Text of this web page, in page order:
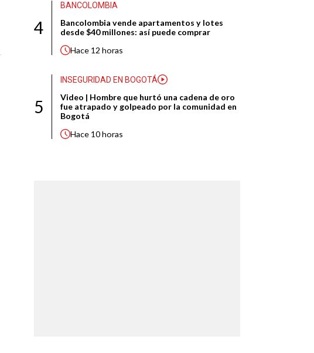
4
BANCOLOMBIA
Bancolombia vende apartamentos y lotes
desde $40 millones: así puede comprar
Hace 12 horas
5
INSEGURIDAD EN BOGOTÁ
Video | Hombre que hurtó una cadena de oro
fue atrapado y golpeado por la comunidad en
Bogotá
Hace 10 horas